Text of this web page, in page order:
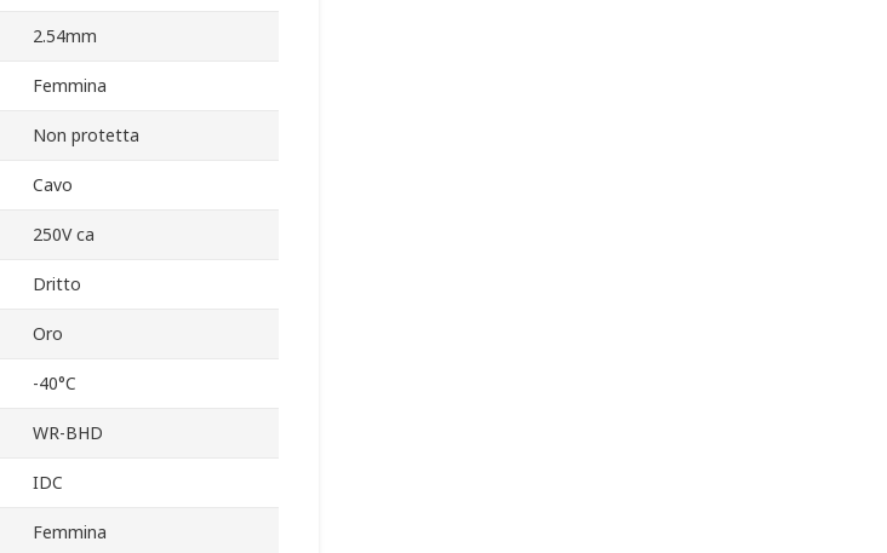
2.54mm
Femmina
Non protetta
Cavo
250V ca
Dritto
Oro
-40°C
WR-BHD
IDC
Femmina